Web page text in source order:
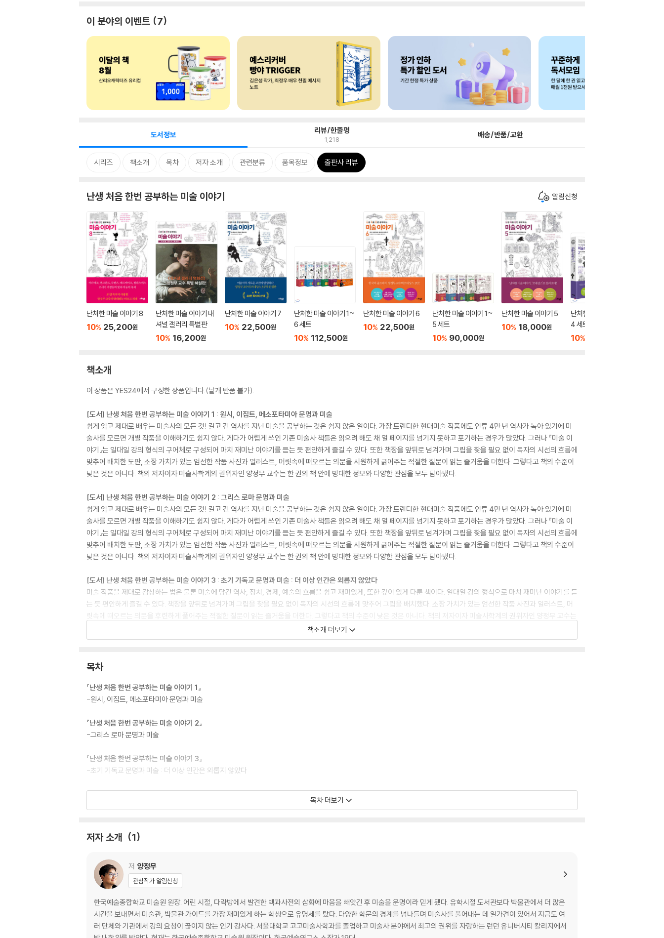
이 분야의 이벤트 7
도서정보 리뷰/한줄평
1,218 배송/반품/교환
시리즈 책소개 목차 저자 소개 관련분류 품목정보 출판사 리뷰
난생 처음 한번 공부하는 미술 이야기 알림신청
난처한 미술 이야기 8
10% 25,200원
난처한 미술 이야기 내
셔널 갤러리 특별판
10% 16,200원
난처한 미술 이야기 7
10% 22,500원
난처한 미술 이야기 1~
6 세트
10% 112,500원
난처한 미술 이야기 6
10% 22,500원
난처한 미술 이야기 1~
5 세트
10% 90,000원
난처한 미술 이야기 5
10% 18,000원
난처한 미술 이야기 3,
4 세트
10%
책소개
이 상품은 YES24에서 구성한 상품입니다.(낱개 반품 불가).
[도서] 난생 처음 한번 공부하는 미술 이야기 1 : 원시, 이집트, 메소포타미아 문명과 미술
쉽게 읽고 제대로 배우는 미술사의 모든 것! 길고 긴 역사를 지닌 미술을 공부하는 것은 쉽지 않은 일이다. 가장 트렌디한 현대미술 작품에도 인류 4만 년 역사가 녹아 있기에 미
술사를 모르면 개별 작품을 이해하기도 쉽지 않다. 게다가 어렵게 쓰인 기존 미술사 책들은 읽으려 해도 채 열 페이지를 넘기지 못하고 포기하는 경우가 많았다. 그러나 『미술 이
야기』는 일대일 강의 형식의 구어체로 구성되어 마치 재미난 이야기를 듣는 듯 편안하게 즐길 수 있다. 또한 책장을 앞뒤로 넘겨가며 그림을 찾을 필요 없이 독자의 시선의 흐름에
맞추어 배치한 도판, 소장 가치가 있는 엄선한 작품 사진과 일러스트, 머릿속에 떠오르는 의문을 시원하게 긁어주는 적절한 질문이 읽는 즐거움을 더한다. 그렇다고 책의 수준이
낮은 것은 아니다. 책의 저자이자 미술사학계의 권위자인 양정무 교수는 한 권의 책 안에 방대한 정보와 다양한 관점을 모두 담아냈다.
[도서] 난생 처음 한번 공부하는 미술 이야기 2 : 그리스 로마 문명과 미술
쉽게 읽고 제대로 배우는 미술사의 모든 것! 길고 긴 역사를 지닌 미술을 공부하는 것은 쉽지 않은 일이다. 가장 트렌디한 현대미술 작품에도 인류 4만 년 역사가 녹아 있기에 미
술사를 모르면 개별 작품을 이해하기도 쉽지 않다. 게다가 어렵게 쓰인 기존 미술사 책들은 읽으려 해도 채 열 페이지를 넘기지 못하고 포기하는 경우가 많았다. 그러나 『미술 이
야기』는 일대일 강의 형식의 구어체로 구성되어 마치 재미난 이야기를 듣는 듯 편안하게 즐길 수 있다. 또한 책장을 앞뒤로 넘겨가며 그림을 찾을 필요 없이 독자의 시선의 흐름에
맞추어 배치한 도판, 소장 가치가 있는 엄선한 작품 사진과 일러스트, 머릿속에 떠오르는 의문을 시원하게 긁어주는 적절한 질문이 읽는 즐거움을 더한다. 그렇다고 책의 수준이
낮은 것은 아니다. 책의 저자이자 미술사학계의 권위자인 양정무 교수는 한 권의 책 안에 방대한 정보와 다양한 관점을 모두 담아냈다.
[도서] 난생 처음 한번 공부하는 미술 이야기 3 : 초기 기독교 문명과 미술 : 더 이상 인간은 외롭지 않았다
미술 작품을 제대로 감상하는 법은 물론 미술에 담긴 역사, 정치, 경제, 예술의 흐름을 쉽고 재미있게, 또한 깊이 있게 다룬 책이다. 일대일 강의 형식으로 마치 재미난 이야기를 듣
는 듯 편안하게 즐길 수 있다. 책장을 앞뒤로 넘겨가며 그림을 찾을 필요 없이 독자의 시선의 흐름에 맞추어 그림을 배치했다. 소장 가치가 있는 엄선한 작품 사진과 일러스트, 머
릿속에 떠오르는 의문을 후련하게 풀어주는 적절한 질문이 읽는 즐거움을 더한다. 그렇다고 책의 수준이 낮은 것은 아니다. 책의 저자이자 미술사학계의 권위자인 양정무 교수는
한 권의 책 안에 방대한 정보와 다양한 관점을 모두 담아냈다. 꼭 알아야 하는 기초적인 미술 지식은 물론 학계를 선도하는 최신 이론을 소개하고, 유명한 미술작품부터 우리 주위
에서 쉽게 볼 수 있는 한국의 미술까지 최대한 다양한 정보와 이론을 담았다. 인기 대중 강연자이기도 한 저자의 강의를 따라가다 보면 이 모든 방대한 지식이 자연스레 이해된다.
[도서] 난생 처음 한번 공부하는 미술 이야기 4 : 중세 문명과 미술 : 지상에 천국을 훔쳐오다
는 듯 편안하게 즐길 수 있다. 책장을 앞뒤로 넘겨가며 그림을 찾을 필요 없이 독자의 시선의 흐름에 맞추어 그림을 배치했다. 소장 가치가 있는 엄선한 작품 사진과 일러스트, 머
릿속에 떠오르는 의문을 후련하게 풀어주는 적절한 질문이 읽는 즐거움을 더한다. 그렇다고 책의 수준이 낮은 것은 아니다. 책의 저자이자 미술사학계의 권위자인 양정무 교수는
에서 쉽게 볼 수 있는 한국의 미술까지 최대한 다양한 정보와 이론을 담았다. 인기 대중 강연자이기도 한 저자의 강의를 따라가다 보면 이 모든 방대한 지식이 자연스레 이해된다.
‘인문학의 꽃’ 미술사! ‘귀로 듣는 듯 술술 읽히는’ 일대일 미술 강의! 대혼란의 시대 르네상스, 새로운 시작이 되다! 제대로 미술을 감상하는 법은 물론 그 속에 담긴 역사, 정치, 경
제, 예술의 흐름까지 쉽고 재미있게, 또한 깊이 있게 다루고 있는 ‘난처한 미술이야기’ 시리즈 5권. 일대일 강의 형식의 구어체로 편안하게 읽을 수 있으며 적절한 때에 등장하는
고화질의 작품 사진과 일러스트로 소장 가치를 더했다. 쉽게 풀어냈지만 수준이 낮은 책은 아니다. 저자 양정무 교수는 미술사학계의 권위자로, 미술 이해에 필요한 지식과 관점
책소개 더보기
목차
『난생 처음 한번 공부하는 미술 이야기 1』
-원시, 이집트, 메소포타미아 문명과 미술
『난생 처음 한번 공부하는 미술 이야기 2』
-그리스 로마 문명과 미술
『난생 처음 한번 공부하는 미술 이야기 3』
-초기 기독교 문명과 미술 : 더 이상 인간은 외롭지 않았다
『난생 처음 한번 공부하는 미술 이야기 4』
-이탈리아 르네상스 문명과 미술: 갈등하는 인간이 세계를 바꾸다
목차 더보기
저자 소개 1
저 양정무
관심작가 알림신청
한국예술종합학교 미술원 원장. 어린 시절, 다락방에서 발견한 백과사전의 삽화에 마음을 빼앗긴 후 미술을 운명이라 믿게 됐다. 유학시절 도서관보다 박물관에서 더 많은
시간을 보내면서 미술관, 박물관 가이드를 가장 재미있게 하는 학생으로 유명세를 탔다. 다양한 학문의 경계를 넘나들며 미술사를 풀어내는 데 일가견이 있어서 지금도 여
러 단체와 기관에서 강의 요청이 끊이지 않는 인기 강사다. 서울대학교 고고미술사학과를 졸업하고 미술사 분야에서 최고의 권위를 자랑하는 런던 유니버시티 칼리지에서